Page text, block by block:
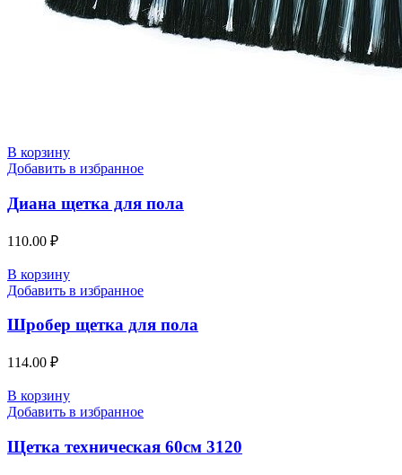
В корзину
Добавить в избранное
Диана щетка для пола
110.00 ₽
В корзину
Добавить в избранное
Шробер щетка для пола
114.00 ₽
В корзину
Добавить в избранное
Щетка техническая 60см 3120